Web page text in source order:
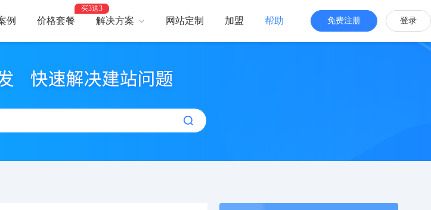
免费注册 登录
例 价格套餐
买3送3
解决方案
智能建站，高效优化 助力品牌出海
开启全新交互体验
网站定制 加盟 帮助